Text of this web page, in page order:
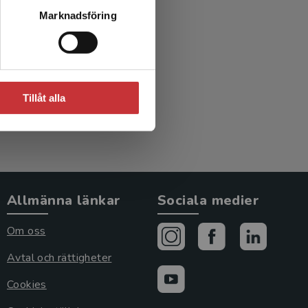
Marknadsföring
Tillåt alla
Allmänna länkar
Om oss
Avtal och rättigheter
Cookies
Sociala medier